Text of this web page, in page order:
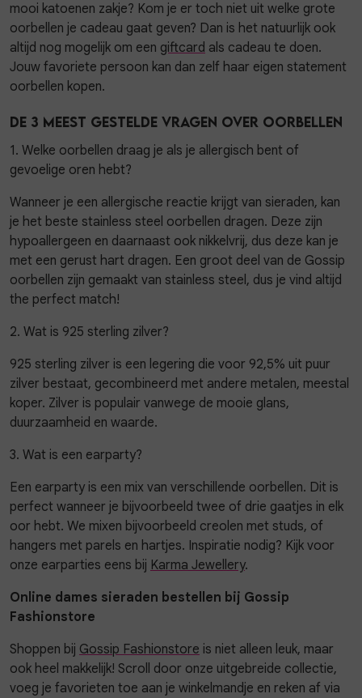
mooi katoenen zakje? Kom je er toch niet uit welke grote
oorbellen je cadeau gaat geven? Dan is het natuurlijk ook
altijd nog mogelijk om een giftcard als cadeau te doen.
Jouw favoriete persoon kan dan zelf haar eigen statement
oorbellen kopen.
De 3 meest gestelde vragen over oorbellen
1. Welke oorbellen draag je als je allergisch bent of
gevoelige oren hebt?
Wanneer je een allergische reactie krijgt van sieraden, kan
je het beste stainless steel oorbellen dragen. Deze zijn
hypoallergeen en daarnaast ook nikkelvrij, dus deze kan je
met een gerust hart dragen. Een groot deel van de Gossip
oorbellen zijn gemaakt van stainless steel, dus je vind altijd
the perfect match!
2. Wat is 925 sterling zilver?
925 sterling zilver is een legering die voor 92,5% uit puur
zilver bestaat, gecombineerd met andere metalen, meestal
koper. Zilver is populair vanwege de mooie glans,
duurzaamheid en waarde.
3. Wat is een earparty?
Een earparty is een mix van verschillende oorbellen. Dit is
perfect wanneer je bijvoorbeeld twee of drie gaatjes in elk
oor hebt. We mixen bijvoorbeeld creolen met studs, of
hangers met parels en hartjes. Inspiratie nodig? Kijk voor
onze earparties eens bij Karma Jewellery.
Online dames sieraden bestellen bij Gossip
Fashionstore
Shoppen bij Gossip Fashionstore is niet alleen leuk, maar
ook heel makkelijk! Scroll door onze uitgebreide collectie,
voeg je favorieten toe aan je winkelmandje en reken af via